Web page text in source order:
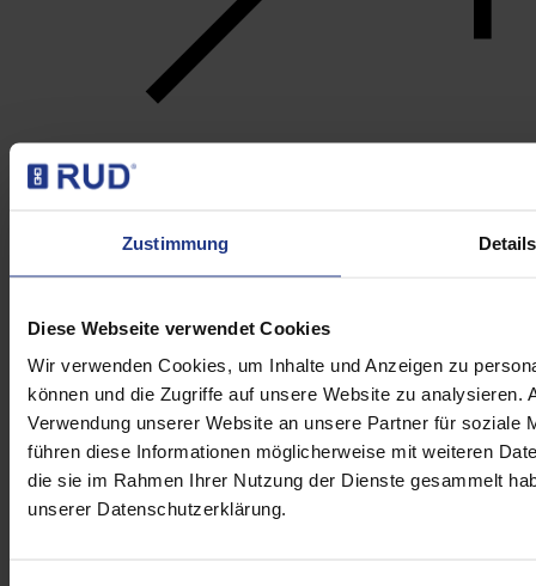
Zustimmung Details
Diese Webseite verwendet Cookies
Wir verwenden Cookies, um Inhalte und Anzeigen zu
können und die Zugriffe auf unsere Website zu analysieren.
Verwendung unserer Website an unsere Partner für soziale
führen diese Informationen möglicherweise mit weiteren
die sie im Rahmen Ihrer Nutzung der Dienste gesammelt
unserer Datenschutzerklärung.
Rotogrip